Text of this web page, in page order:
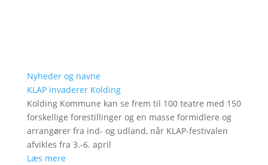
Nyheder og navne
KLAP invaderer Kolding
Kolding Kommune kan se frem til 100 teatre med 150
forskellige forestillinger og en masse formidlere og
arrangører fra ind- og udland, når KLAP-festivalen
afvikles fra 3.-6. april
Læs mere